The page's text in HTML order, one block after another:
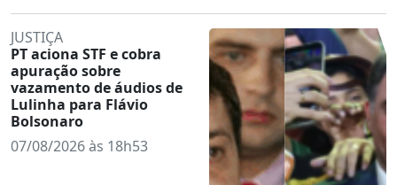
JUSTIÇA
PT aciona STF e cobra
apuração sobre
vazamento de áudios de
Lulinha para Flávio
Bolsonaro
07/08/2026 às 18h53